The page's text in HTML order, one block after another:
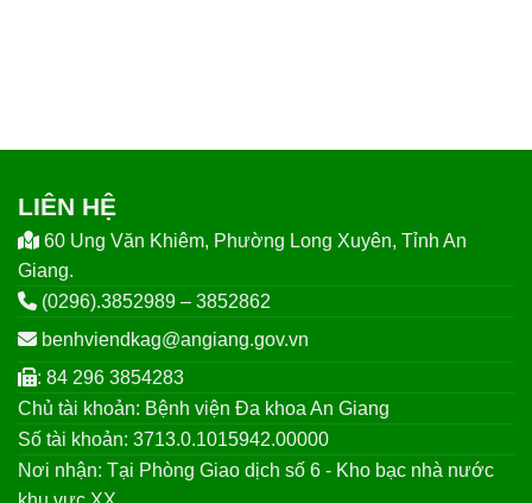
LIÊN HỆ
60 Ung Văn Khiêm, Phường Long Xuyên, Tỉnh An
Giang.
(0296).3852989 – 3852862
benhviendkag@angiang.gov.vn
: 84 296 3854283
Chủ tài khoản: Bệnh viện Đa khoa An Giang
Số tài khoản: 3713.0.1015942.00000
Nơi nhận: Tại Phòng Giao dịch số 6 - Kho bạc nhà nước